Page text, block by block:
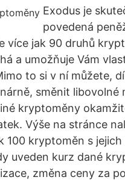
Exodus je
povedená
více jak 90 druhů
a umožňuje Vám
to si v ní můžete,
směnit libovolné
kryptoměny
Výše na stránce
100 kryptoměn s jejich
uveden kurz dané
změna ceny za